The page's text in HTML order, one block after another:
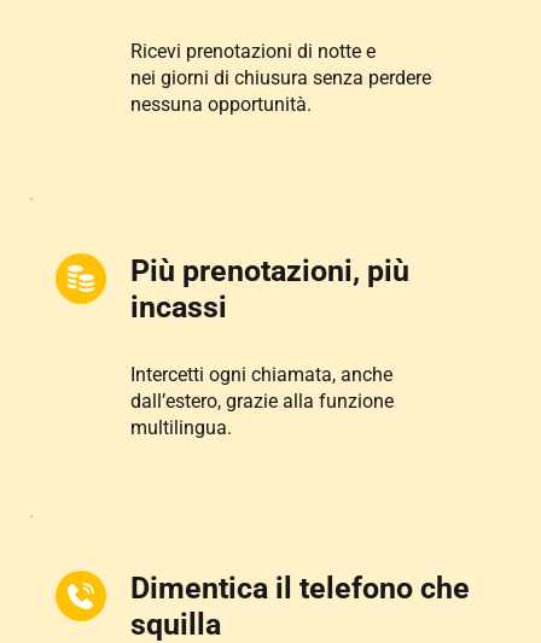
Ricevi prenotazioni di notte e
nei giorni di chiusura senza perdere
nessuna opportunità.
Più prenotazioni, più
incassi
Intercetti ogni chiamata, anche
dall’estero, grazie alla funzione
multilingua.
Dimentica il telefono che
squilla